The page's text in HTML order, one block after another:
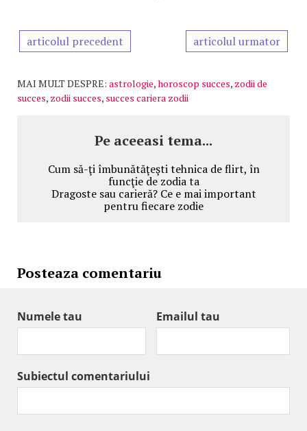
articolul precedent articolul urmator
MAI MULT DESPRE: astrologie,horoscop succes, zodii de
succes, zodii succes, succes cariera zodii
Pe aceeasi tema...
Cum să-ţi îmbunătăţeşti tehnica de flirt, în
funcţie de zodia ta
Dragoste sau carieră? Ce e mai important
pentru fiecare zodie
Posteaza comentariu
Numele tau Emailul tau
Subiectul comentariului